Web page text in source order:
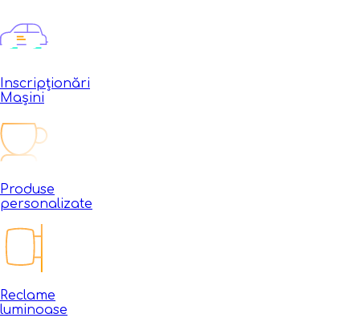
Inscripționări
Mașini
Produse
personalizate
Reclame
luminoase